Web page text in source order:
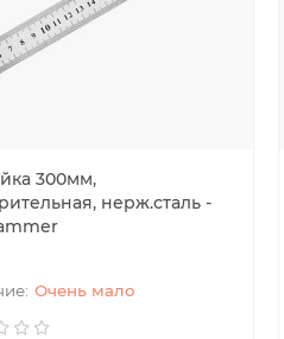
300мм,
нерж.сталь -
Очень мало